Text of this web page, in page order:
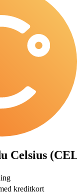
Celsius
kreditkort